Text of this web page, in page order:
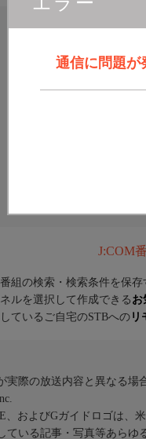
通信に問題
J:COM
組の検索・検索条件を保存
ルを選択して作成できる お
ているご自宅のSTBへの リ
実際の放送内容と異なる場
、およびGガイドロゴは、
ている記事・写真等あらゆ